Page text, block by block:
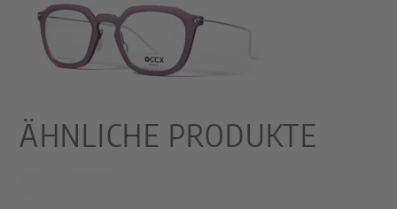
ÄHNLICHE PRODUKTE